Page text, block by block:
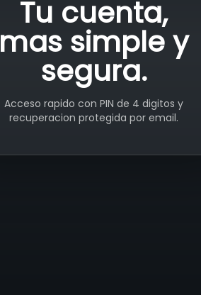
Tu cuenta,
mas simple y
segura.
Acceso rapido con PIN de 4 digitos y
recuperacion protegida por email.